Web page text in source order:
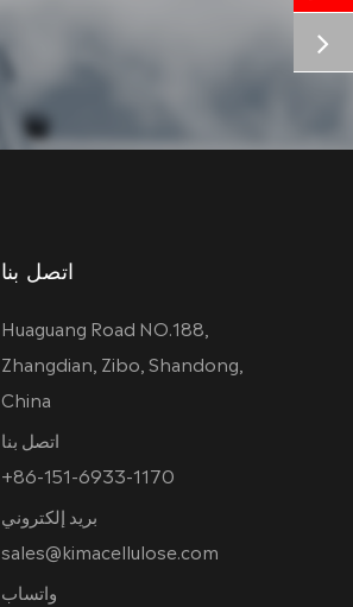
اتصل بنا
Huaguang Road NO.188,
Zhangdian, Zibo, Shandong,
China
اتصل بنا
+86-151-6933-1170
بريد إلكتروني
sales@kimacellulose.com
واتساب